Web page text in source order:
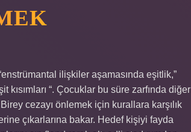
ilişkiler aşamasında eşitlik,”
kısımları “. Çocuklar bu süre zarfında diğer
cezayı önlemek için kurallara karşılık
çıkarlarına bakar. Hedef kişiyi fayda